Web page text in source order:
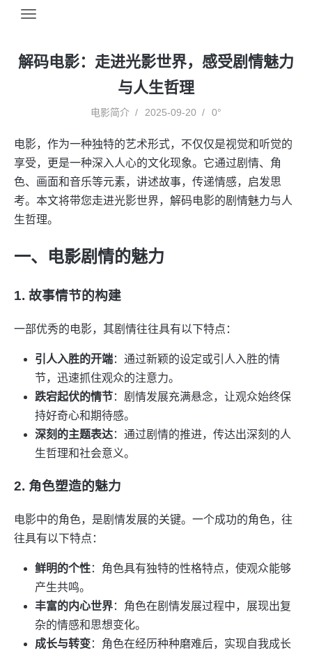
解码电影：走进光影世界，感受剧情魅力
与人生哲理
电影简介 2025-09-20 0°
电影，作为一种独特的艺术形式，不仅仅是视觉和听觉的
享受，更是一种深入人心的文化现象。它通过剧情、角
色、画面和音乐等元素，讲述故事，传递情感，启发思
考。本文将带您走进光影世界，解码电影的剧情魅力与人
生哲理。
一、电影剧情的魅力
1. 故事情节的构建
一部优秀的电影，其剧情往往具有以下特点：
引人入胜的开端：通过新颖的设定或引人入胜的情
节，迅速抓住观众的注意力。
跌宕起伏的情节：剧情发展充满悬念，让观众始终保
持好奇心和期待感。
深刻的主题表达：通过剧情的推进，传达出深刻的人
生哲理和社会意义。
2. 角色塑造的魅力
电影中的角色，是剧情发展的关键。一个成功的角色，往
往具有以下特点：
鲜明的个性：角色具有独特的性格特点，使观众能够
产生共鸣。
丰富的内心世界：角色在剧情发展过程中，展现出复
杂的情感和思想变化。
成长与转变：角色在经历种种磨难后，实现自我成长